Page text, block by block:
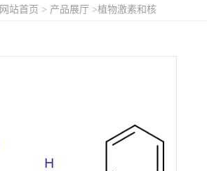
网站首页 > 产品展厅 >植物激素和核